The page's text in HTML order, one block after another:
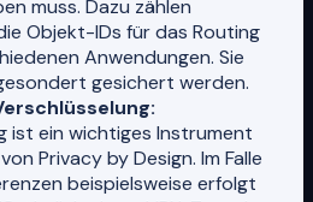
muss. Dazu zählen
Objekt-IDs für das Routing
Anwendungen. Sie
gesichert werden.
ist ein wichtiges Instrument
Privacy by Design. Im Falle
beispielsweise erfolgt